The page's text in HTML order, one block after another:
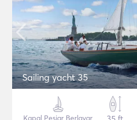
Sailing yacht 35
Kapal Pesiar Berlayar